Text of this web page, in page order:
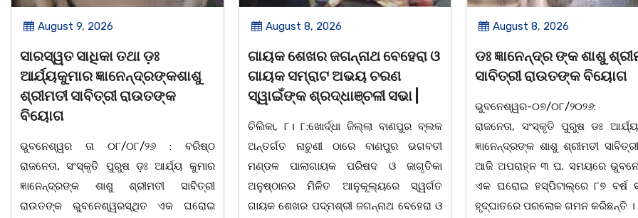
August 8, 2026
ଗାୟକ ଶେଖର ଜଗନ୍ନାଥ ବେହେରା ଓ
ଗାୟକ ସମ୍ରାଟ ଅଭୟ ଚରଣ
ସ୍ୱାଇଁଙ୍କ ଶ୍ରଦ୍ଧାଞ୍ଚଳୀ ସଭା |
ଚିଲିକା, ୮। ୮:ଖୋର୍ଦ୍ଧା ଜିଲ୍ଲା ବାଣପୁର ବ୍ଲକ
ଅନ୍ତର୍ଗତ ନାଚୁଣୀ ଠାରେ ବାଣପୁର ଭଗବତୀ
ମଣ୍ଡଳ ପାଲାଗାୟକ ପରିଷଦ ଓ ଜାଗୃତିକା
ଅନୁଷ୍ଠାନର ମିଳିତ ଆନୁକୂଲ୍ୟରେ ସ୍ୱର୍ଗତ
ଗାୟକ ଶେଖର ପଦ୍ମଶ୍ରୀ ଜଗନ୍ନାଥ ବେହେରା ଓ
August 8, 2026
ଡଃ ଜ୍ଞାନେନ୍ଦ୍ର ଙ୍କ ଶାଶୁ ଶ୍ରୀମତୀ
ସାବିତ୍ରୀ ରାଉତଙ୍କ ବିୟୋଗ
ଭୁବନେଶ୍ୱର-୦୭/୦୮/୨୦୨୬: ବରିଷ୍ଠ
ରାଜନେତା, ସଂସ୍କୃତି ପୁରୁଷ ଡଃ ଆର୍ଯ୍ୟ କୁମାର
ଜ୍ଞାନେନ୍ଦ୍ରଙ୍କ ଶାଶୁ ଶ୍ରୀମତୀ ସାବିତ୍ରୀ ରାଉତ
ଆଜି ଅପରାହ୍ନ ୩ ଘ. ସମୟରେ ଭୁବନେଶ୍ୱରର
ଏକ ଘରୋଇ ହସ୍ପିଟାଲ୍ରେ ୮୭ ବର୍ଷ ବୟସରେ
ହୃଦ୍ଘାତରେ ପରଲୋକ ଗମନ କରିଛନ୍ତି ।
August 8, 2026
ବନ୍ୟା ବିପନ୍ନଙ୍କୁ ଶୁଖିଲା
ବଣ୍ଟନ
07/08/26 ବନ୍ୟା ବିପନ୍ନଙ୍କ
ଦଶରଥପୁର ଯୁବ କଂଗ୍ରେସ
ସାମଗ୍ରୀ ବଣ୍ଟନ କରାଯାଇଥିବା
ବ୍ଲକସ୍ଥ କସପା, ତରପଦା,
ନିଜାମପୁର, ଦୁଦୁରାଅଣ୍ଟା, କମାରଡିହ,
ପଞ୍ଚାୟତରେ ପ୍ରାୟ ୧୫ ଶହ